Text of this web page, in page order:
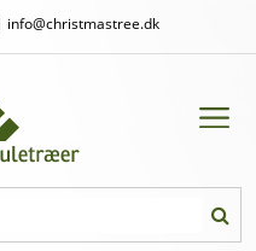
info@christmastree.dk